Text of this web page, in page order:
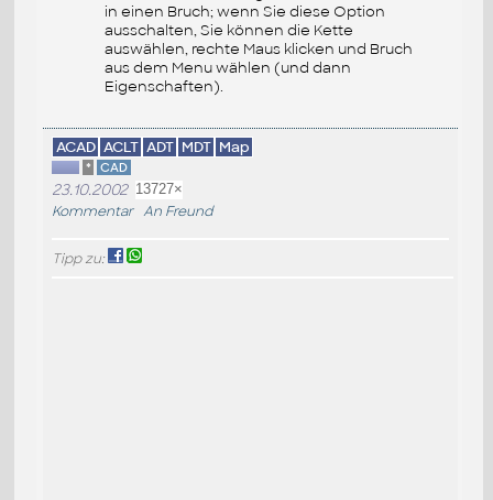
in einen Bruch; wenn Sie diese Option
ausschalten, Sie können die Kette
auswählen, rechte Maus klicken und Bruch
aus dem Menu wählen (und dann
Eigenschaften).
ACAD ACLT ADT MDT Map
* CAD
23.10.2002 13727×
Kommentar An Freund
Tipp zu: